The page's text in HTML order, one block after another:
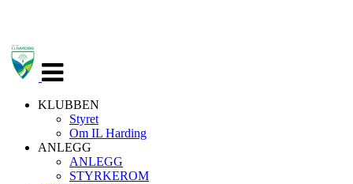
navigasjon
KLUBBEN
Styret
Om IL Harding
ANLEGG
ANLEGG
STYRKEROM